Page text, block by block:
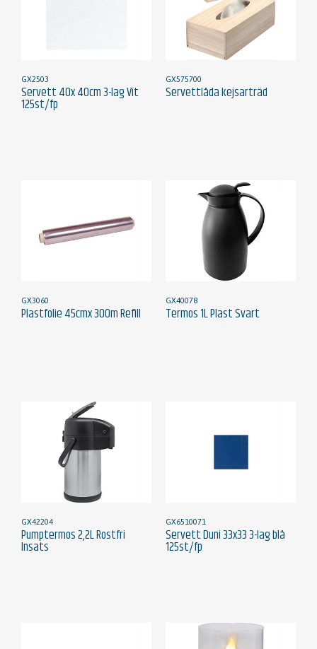
GX2503
Servett 40x 40cm 3-lag Vit
125st/fp
GX575700
Servettlåda kejsarträd
GX3060
Plastfolie 45cmx 300m Refill
GX40078
Termos 1L Plast Svart
GX42204
Pumptermos 2,2L Rostfri
Insats
GX6510071
Servett Duni 33x33 3-lag blå
125st/fp